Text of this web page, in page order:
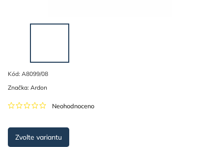
Kód: A8099/08
Neohodnoceno
Značka: Ardon
Zvolte variantu